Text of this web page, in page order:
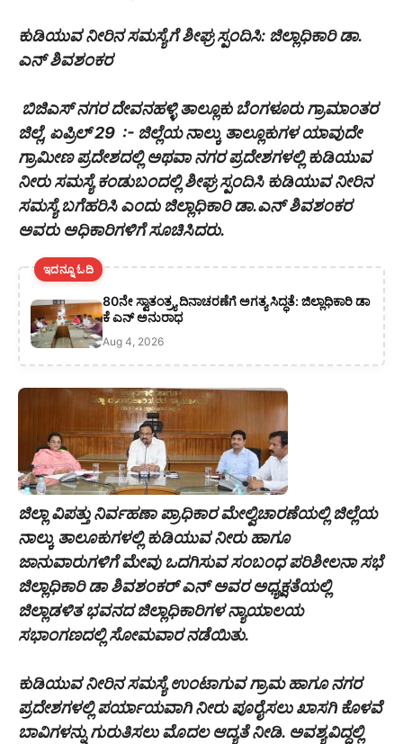
ಕುಡಿಯುವ ನೀರಿನ ಸಮಸ್ಯೆಗೆ ಶೀಘ್ರ ಸ್ಪಂದಿಸಿ: ಜಿಲ್ಲಾಧಿಕಾರಿ ಡಾ.
ಎನ್ ಶಿವಶಂಕರ
ಬಿಜಿಎಸ್ ನಗರ ದೇವನಹಳ್ಳಿ ತಾಲ್ಲೂಕು ಬೆಂಗಳೂರು ಗ್ರಾಮಾಂತರ
ಜಿಲ್ಲೆ, ಏಪ್ರಿಲ್ 29 :- ಜಿಲ್ಲೆಯ ನಾಲ್ಕು ತಾಲ್ಲೂಕುಗಳ ಯಾವುದೇ
ಗ್ರಾಮೀಣ ಪ್ರದೇಶದಲ್ಲಿ ಅಥವಾ ನಗರ ಪ್ರದೇಶಗಳಲ್ಲಿ ಕುಡಿಯುವ
ನೀರು ಸಮಸ್ಯೆ ಕಂಡುಬಂದಲ್ಲಿ ಶೀಘ್ರ ಸ್ಪಂದಿಸಿ ಕುಡಿಯುವ ನೀರಿನ
ಸಮಸ್ಯೆ ಬಗೆಹರಿಸಿ ಎಂದು ಜಿಲ್ಲಾಧಿಕಾರಿ ಡಾ.ಎನ್ ಶಿವಶಂಕರ
ಅವರು ಅಧಿಕಾರಿಗಳಿಗೆ ಸೂಚಿಸಿದರು.
ಇದನ್ನೂ ಓದಿ
80ನೇ ಸ್ವಾತಂತ್ರ್ಯ ದಿನಾಚರಣೆಗೆ ಅಗತ್ಯ ಸಿದ್ಧತೆ: ಜಿಲ್ಲಾಧಿಕಾರಿ ಡಾ
ಕೆ ಎನ್ ಅನುರಾಧ
Aug 4, 2026
ಜಿಲ್ಲಾ ವಿಪತ್ತು ನಿರ್ವಹಣಾ ಪ್ರಾಧಿಕಾರ ಮೇಲ್ವಿಚಾರಣೆಯಲ್ಲಿ ಜಿಲ್ಲೆಯ
ನಾಲ್ಕು ತಾಲೂಕುಗಳಲ್ಲಿ ಕುಡಿಯುವ ನೀರು ಹಾಗೂ
ಜಾನುವಾರುಗಳಿಗೆ ಮೇವು ಒದಗಿಸುವ ಸಂಬಂಧ ಪರಿಶೀಲನಾ ಸಭೆ
ಜಿಲ್ಲಾಧಿಕಾರಿ ಡಾ ಶಿವಶಂಕರ್ ಎನ್ ಅವರ ಅಧ್ಯಕ್ಷತೆಯಲ್ಲಿ
ಜಿಲ್ಲಾಡಳಿತ ಭವನದ ಜಿಲ್ಲಾಧಿಕಾರಿಗಳ ನ್ಯಾಯಾಲಯ
ಸಭಾಂಗಣದಲ್ಲಿ ಸೋಮವಾರ ನಡೆಯಿತು.
ಕುಡಿಯುವ ನೀರಿನ ಸಮಸ್ಯೆ ಉಂಟಾಗುವ ಗ್ರಾಮ ಹಾಗೂ ನಗರ
ಪ್ರದೇಶಗಳಲ್ಲಿ ಪರ್ಯಾಯವಾಗಿ ನೀರು ಪೂರೈಸಲು ಖಾಸಗಿ ಕೊಳವೆ
ಬಾವಿಗಳನ್ನು ಗುರುತಿಸಲು ಮೊದಲ ಆದ್ಯತೆ ನೀಡಿ. ಅವಶ್ಯವಿದ್ದಲ್ಲಿ